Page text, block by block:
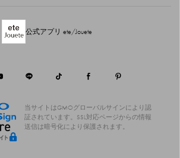
公式アプリ ete/Jouete
当サイトはGMOグローバルサインにより認
証されています。
SSL対応ページからの情報
送信は暗号化により保護されます。